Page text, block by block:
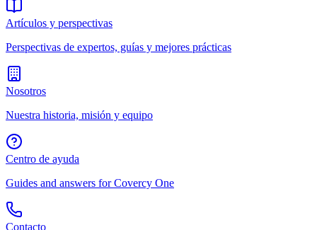
Artículos y perspectivas
Perspectivas de expertos, guías y mejores prácticas
Nosotros
Nuestra historia, misión y equipo
Centro de ayuda
Guides and answers for Covercy One
Contacto